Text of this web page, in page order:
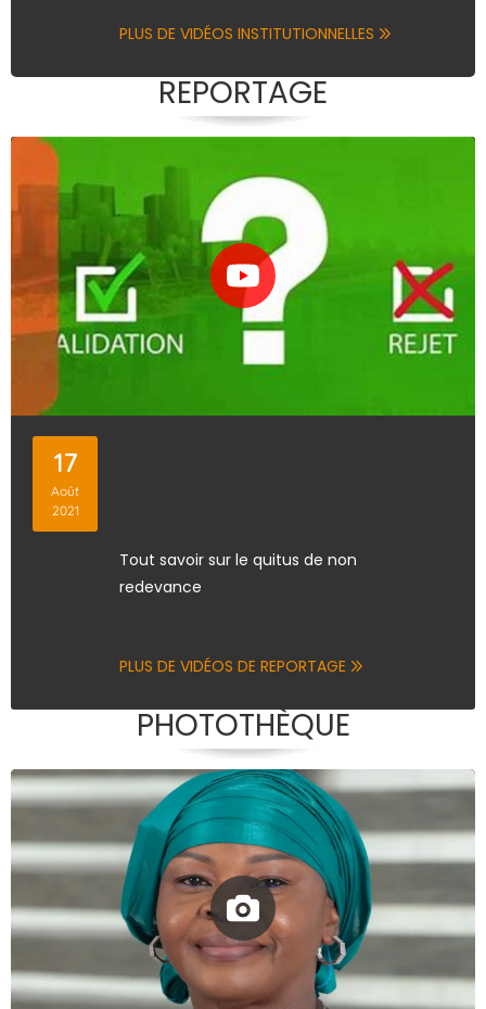
PLUS DE VIDÉOS INSTITUTIONNELLES
REPORTAGE
Tout savoir sur le quitus de non
redevance
17
Août
2021
PLUS DE VIDÉOS DE REPORTAGE
PHOTOTHÈQUE